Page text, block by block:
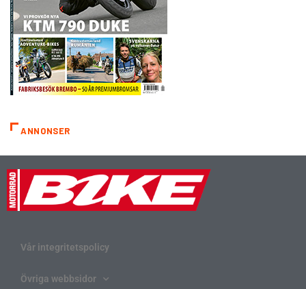
ANNONSER
Vår integritetspolicy
Övriga webbsidor